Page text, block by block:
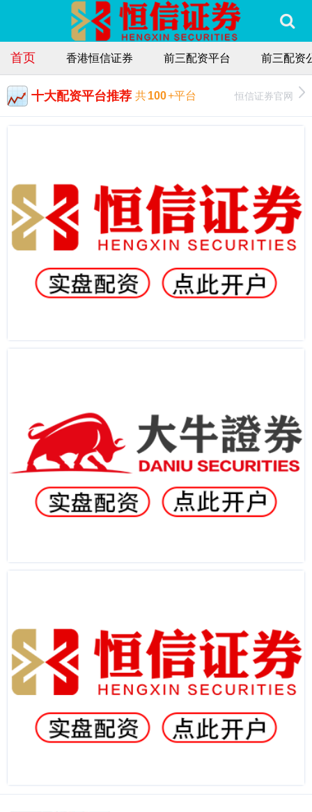
首页 香港恒信证券 前三配资平台 前三配资
十大配资平台推荐 共100+平台 恒信证券官网